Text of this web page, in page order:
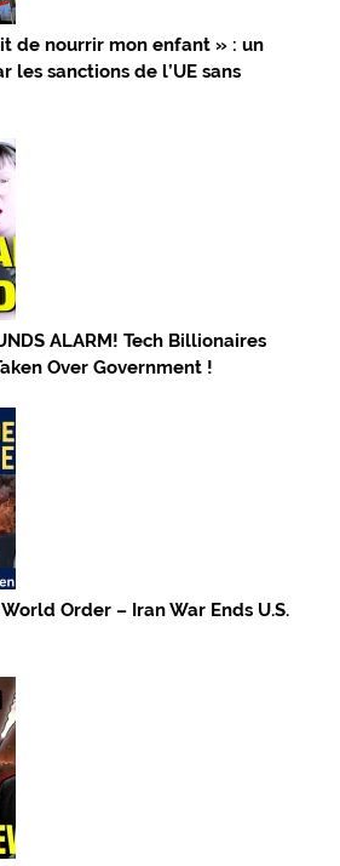
de nourrir mon enfant » : un
les sanctions de l’UE sans
ALARM! Tech Billionaires
Over Government !
Order – Iran War Ends U.S.